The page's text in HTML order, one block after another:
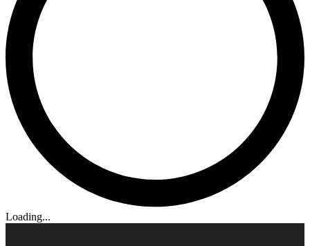
Loading...